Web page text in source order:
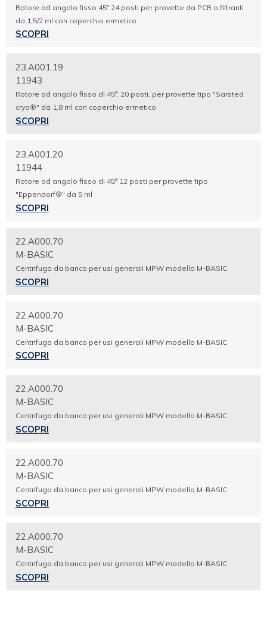
Rotore ad angolo fisso 45° 24 posti per provette da PCR o filtranti
da 1,5/2 ml con coperchio ermetico
SCOPRI
23.A001.19
11943
Rotore ad angolo fisso di 45°, 20 posti, per provette tipo "Sarsted
cryo®" da 1,8 ml con coperchio ermetico.
SCOPRI
23.A001.20
11944
Rotore ad angolo fisso di 45° 12 posti per provette tipo
"Eppendorf®" da 5 ml
SCOPRI
22.A000.70
M-BASIC
Centrifuga da banco per usi generali MPW modello M-BASIC
SCOPRI
22.A000.70
M-BASIC
Centrifuga da banco per usi generali MPW modello M-BASIC
SCOPRI
22.A000.70
M-BASIC
Centrifuga da banco per usi generali MPW modello M-BASIC
SCOPRI
22.A000.70
M-BASIC
Centrifuga da banco per usi generali MPW modello M-BASIC
SCOPRI
22.A000.70
M-BASIC
Centrifuga da banco per usi generali MPW modello M-BASIC
SCOPRI